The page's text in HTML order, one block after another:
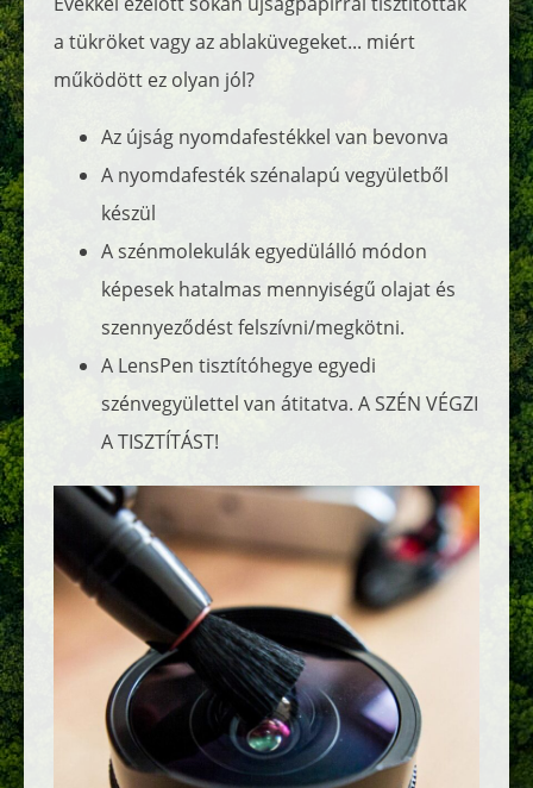
a tükröket vagy az ablaküvegeket... miért
működött ez olyan jól?
Az újság nyomdafestékkel van bevonva
A nyomdafesték szénalapú vegyületből
készül
A szénmolekulák egyedülálló módon
képesek hatalmas mennyiségű olajat és
szennyeződést felszívni/megkötni.
A LensPen tisztítóhegye egyedi
szénvegyülettel van átitatva. A SZÉN VÉGZI
A TISZTÍTÁST!